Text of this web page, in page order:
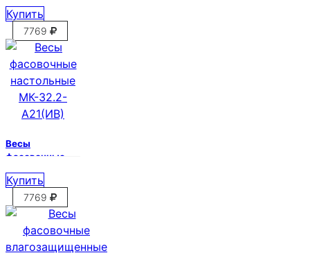
МК-15.2-
А21(ИВ)
Купить
7769
Весы
фасовочные
настольные
МК-32.2-
А21(ИВ)
Купить
7769